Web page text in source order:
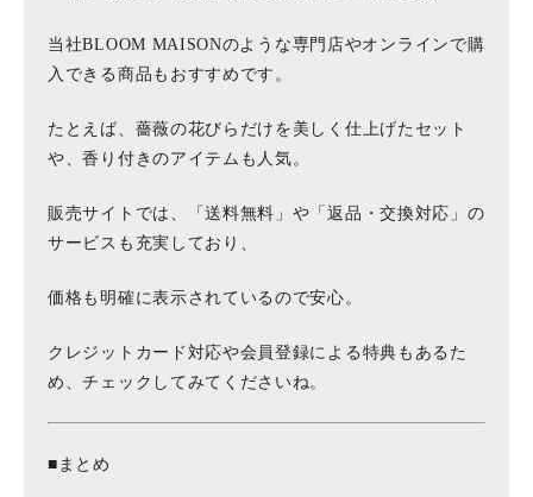
当社BLOOM MAISONのような専門店やオンラインで購
入できる商品もおすすめです。
たとえば、薔薇の花びらだけを美しく仕上げたセット
や、香り付きのアイテムも人気。
販売サイトでは、「送料無料」や「返品・交換対応」の
サービスも充実しており、
価格も明確に表示されているので安心。
クレジットカード対応や会員登録による特典もあるた
め、チェックしてみてくださいね。
■まとめ